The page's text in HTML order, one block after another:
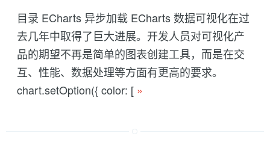
目录 ECharts 异步加载 ECharts 数据可视化在过
去几年中取得了巨大进展。开发人员对可视化产
品的期望不再是简单的图表创建工具，而是在交
互、性能、数据处理等方面有更高的要求。
chart.setOption({ color: [ »